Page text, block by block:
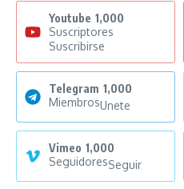
Youtube 1,000
Suscriptores
Suscribirse
Telegram 1,000
MiembrosUnete
Vimeo 1,000
SeguidoresSeguir